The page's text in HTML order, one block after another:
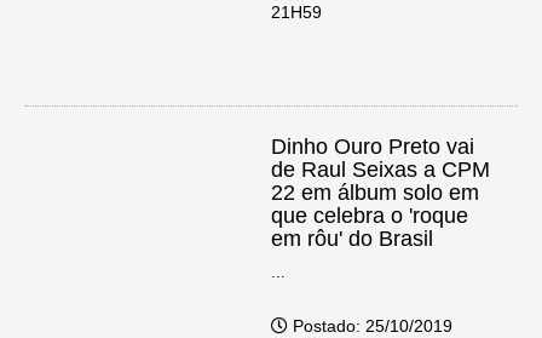
21H59
Dinho Ouro Preto vai
de Raul Seixas a CPM
22 em álbum solo em
que celebra o 'roque
em rôu' do Brasil
...
Postado: 25/10/2019